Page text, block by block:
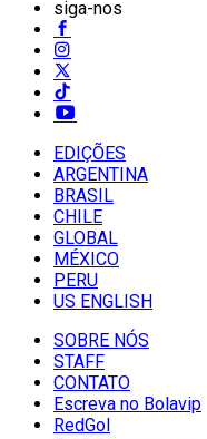
siga-nos
EDIÇÕES
ARGENTINA
BRASIL
CHILE
GLOBAL
MÉXICO
PERU
US ENGLISH
SOBRE NÓS
STAFF
CONTATO
Escreva no Bolavip
RedGol